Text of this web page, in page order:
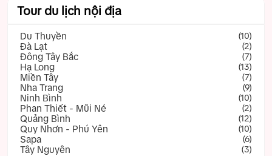
Tour du lịch nội địa
Du Thuyền (10)
Đà Lạt (2)
Đông Tây Bắc (7)
Hạ Long (13)
Miền Tây (7)
Nha Trang (9)
Ninh Bình (10)
Phan Thiết - Mũi Né (2)
Quảng Bình (12)
Quy Nhơn - Phú Yên (10)
Sapa (6)
Tây Nguyên (3)